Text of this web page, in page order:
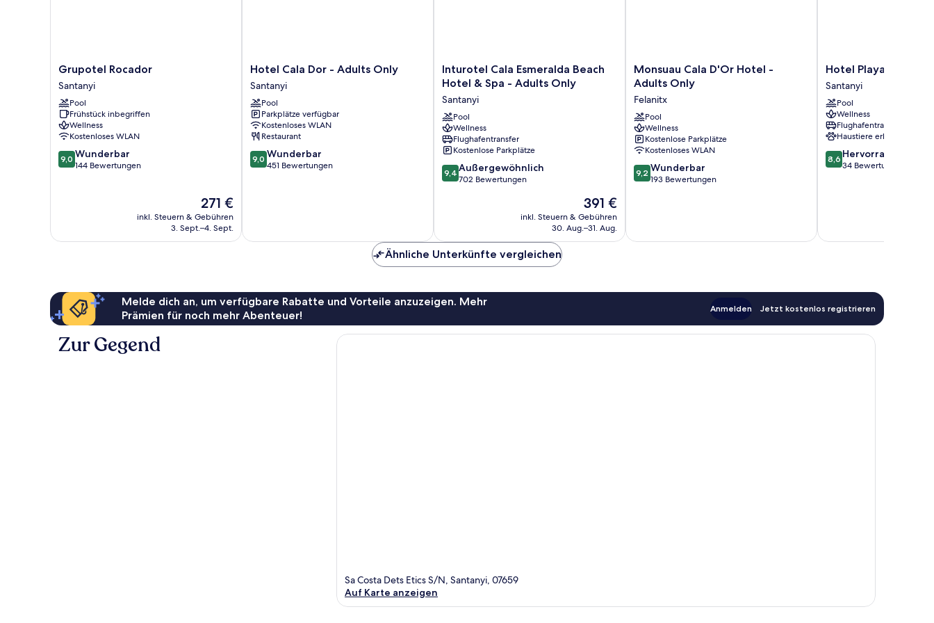
Grupotel
Rocador
Santanyi
Grupotel Rocador
Santanyi
Pool
Frühstück inbegriffen
Wellness
Kostenloses WLAN
9.0
von
9,0 Wunderbar
144 Bewertungen
Der
Preis
beträgt
271 €
inkl. Steuern & Gebühren
3. Sept.–4. Sept.
Hotel
Cala
Dor
-
Adults
Only
Santanyi
Hotel Cala Dor - Adults Only
Santanyi
Pool
Parkplätze verfügbar
Kostenloses WLAN
Restaurant
9.0
von
9,0 Wunderbar
451 Bewertungen
Inturotel
Cala
Beach
Hotel
&
Spa
-
Adults
Only
Inturotel Cala Esmeralda Beach
Hotel & Spa - Adults Only
Santanyi
Pool
Wellness
Flughafentransfer
Kostenlose Parkplätze
9.4
von
9,4 Außergewöhnlich
702 Bewertungen
Der
Preis
beträgt
391 €
inkl. Steuern & Gebühren
30. Aug.–31. Aug.
Monsuau
Cala
Hotel
-
Adults
Only
Felanitx
Monsuau Cala D'Or Hotel -
Adults Only
Felanitx
Pool
Wellness
Kostenlose Parkplätze
Kostenloses WLAN
9.2
von
9,2 Wunderbar
193 Bewertungen
Hotel
Playa
Mondrago
Santanyi
Hotel Playa
Santanyi
Pool
Wellness
Flughafentransfer
Haustiere erlaubt
8.6
von
8,6 Hervorragend
34 Bewertungen
Ähnliche Unterkünfte vergleichen
Melde dich an, um verfügbare Rabatte und Vorteile anzuzeigen. Mehr
Prämien für noch mehr Abenteuer!
Anmelden Jetzt kostenlos registrieren
Zur Gegend
Sa Costa Dets Etics S/N, Santanyi, 07659
Auf Karte anzeigen